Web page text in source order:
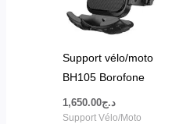
Support vélo/moto
BH105 Borofone
د.ج1,650.00
Support Vélo/Moto